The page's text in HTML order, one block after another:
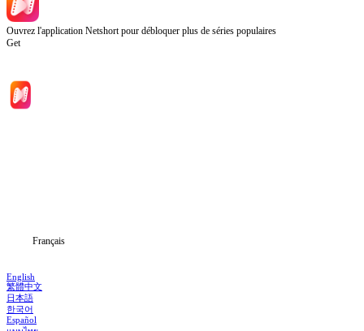
Ouvrez l'application Netshort pour débloquer plus de séries populaires
Get
Français
English
繁體中文
日本語
한국어
Español